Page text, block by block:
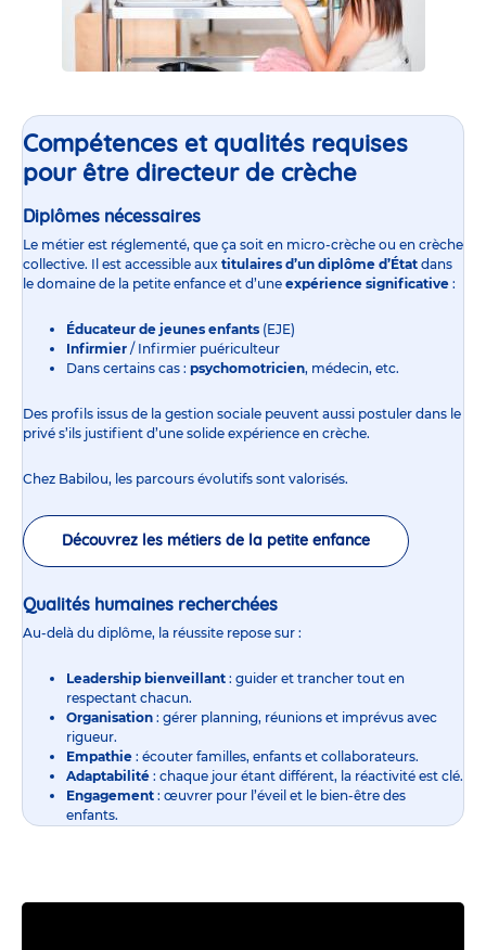
Compétences et qualités requises
pour être directeur de crèche
Diplômes nécessaires
Le métier est réglementé, que ça soit en micro-crèche ou en crèche
collective. Il est accessible aux titulaires d’un diplôme d’État dans
le domaine de la petite enfance et d’une expérience significative :
Éducateur de jeunes enfants (EJE)
Infirmier / Infirmier puériculteur
Dans certains cas : psychomotricien, médecin, etc.
Des profils issus de la gestion sociale peuvent aussi postuler dans le
privé s’ils justifient d’une solide expérience en crèche.
Chez Babilou, les parcours évolutifs sont valorisés.
Découvrez les métiers de la petite enfance
Qualités humaines recherchées
Au-delà du diplôme, la réussite repose sur :
Leadership bienveillant : guider et trancher tout en
respectant chacun.
Organisation : gérer planning, réunions et imprévus avec
rigueur.
Empathie : écouter familles, enfants et collaborateurs.
Adaptabilité : chaque jour étant différent, la réactivité est clé.
Engagement : œuvrer pour l’éveil et le bien-être des
enfants.